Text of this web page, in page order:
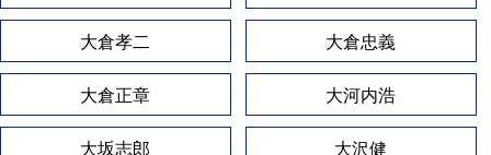
大倉孝二 大倉忠義
大倉正章 大河内浩
大坂志郎 大沢健